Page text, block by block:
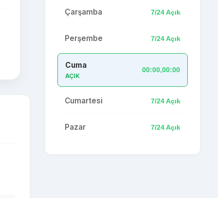
Çarşamba 7/24 Açık
Perşembe 7/24 Açık
Cuma
AÇIK
00:00,00:00
Cumartesi 7/24 Açık
Pazar 7/24 Açık